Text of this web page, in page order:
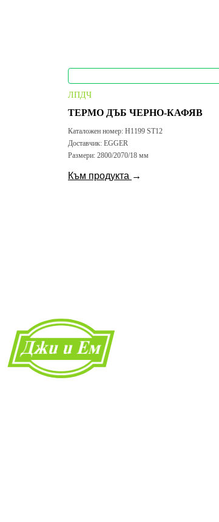
ЛПДЧ
ТЕРМО ДЪБ ЧЕРНО-КАФЯВ
Каталожен номер: H1199 ST12
Доставчик: EGGER
Размери: 2800/2070/18 мм
Към продукта →